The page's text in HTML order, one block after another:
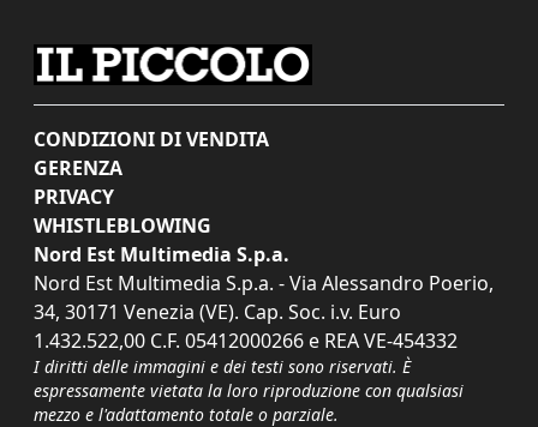
CONDIZIONI DI VENDITA
GERENZA
PRIVACY
WHISTLEBLOWING
Nord Est Multimedia S.p.a.
Nord Est Multimedia S.p.a. - Via Alessandro Poerio,
34, 30171 Venezia (VE). Cap. Soc. i.v. Euro
1.432.522,00 C.F. 05412000266 e REA VE-454332
I diritti delle immagini e dei testi sono riservati. È
espressamente vietata la loro riproduzione con qualsiasi
mezzo e l'adattamento totale o parziale.